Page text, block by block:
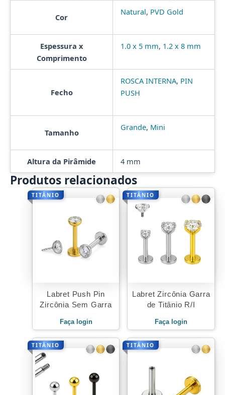
Cor
Natural, PVD Gold
Espessura x
Comprimento
1.0 x 5 mm, 1.2 x 8 mm
Fecho
ROSCA INTERNA, PIN
PUSH
Tamanho
Grande, Mini
Altura da Pirâmide 4 mm
Produtos relacionados
TITÂNIO
Labret Push Pin
Zircônia Sem Garra
Faça login
TITÂNIO
Labret Zircônia Garra
de Titânio R/I
Faça login
TITÂNIO TITÂNIO